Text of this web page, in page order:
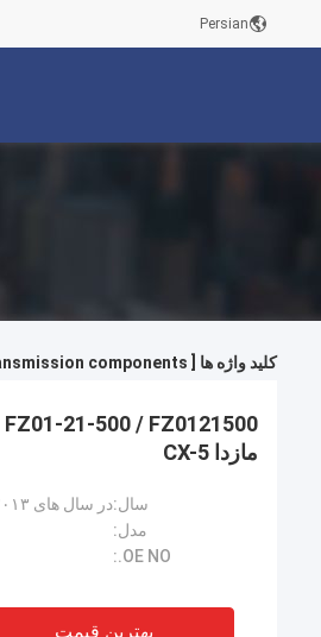
Persian
کلید واژه ها [ car transmission components ] همخوانی داشتن
مازدا CX-5
سال:
مدل:
OE NO.:
بهترین قیمت